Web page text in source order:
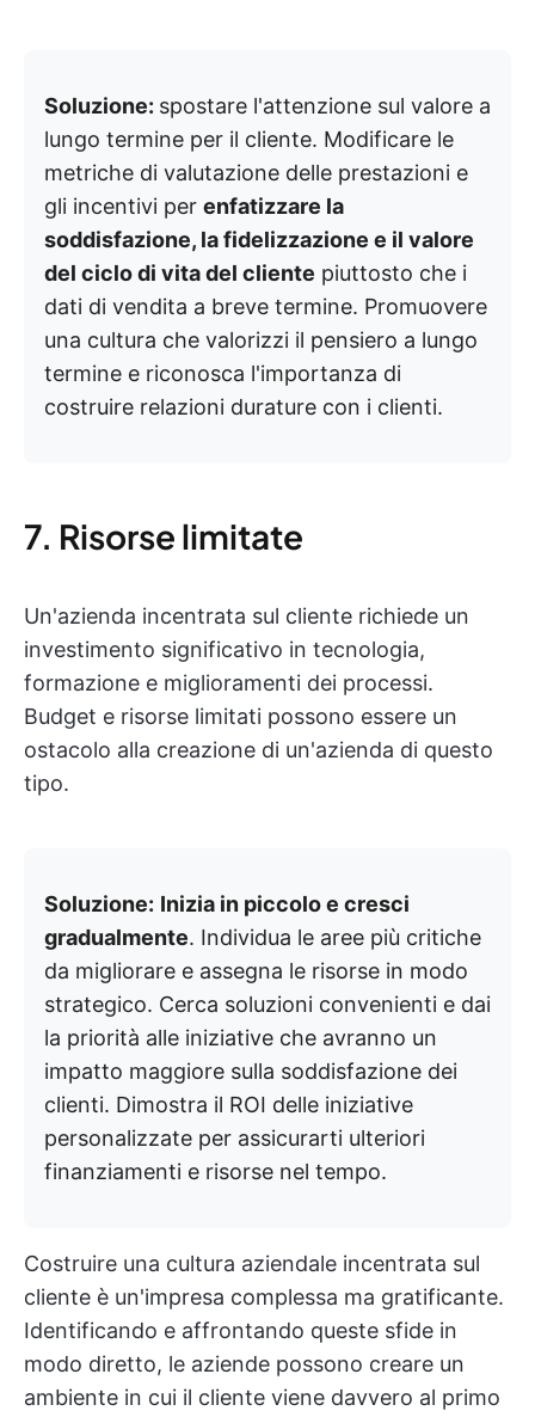
Soluzione: spostare l'attenzione sul valore a
lungo termine per il cliente. Modificare le
metriche di valutazione delle prestazioni e
gli incentivi per enfatizzare la
soddisfazione, la fidelizzazione e il valore
del ciclo di vita del cliente piuttosto che i
dati di vendita a breve termine. Promuovere
una cultura che valorizzi il pensiero a lungo
termine e riconosca l'importanza di
costruire relazioni durature con i clienti.
7. Risorse limitate
Un'azienda incentrata sul cliente richiede un
investimento significativo in tecnologia,
formazione e miglioramenti dei processi.
Budget e risorse limitati possono essere un
ostacolo alla creazione di un'azienda di questo
tipo.
Soluzione: Inizia in piccolo e cresci
gradualmente. Individua le aree più critiche
da migliorare e assegna le risorse in modo
strategico. Cerca soluzioni convenienti e dai
la priorità alle iniziative che avranno un
impatto maggiore sulla soddisfazione dei
clienti. Dimostra il ROI delle iniziative
personalizzate per assicurarti ulteriori
finanziamenti e risorse nel tempo.
Costruire una cultura aziendale incentrata sul
cliente è un'impresa complessa ma gratificante.
Identificando e affrontando queste sfide in
modo diretto, le aziende possono creare un
ambiente in cui il cliente viene davvero al primo